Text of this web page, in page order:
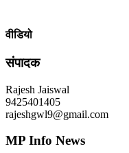
वीडियो
संपादक
Rajesh Jaiswal
9425401405
rajeshgwl9@gmail.com
MP Info News